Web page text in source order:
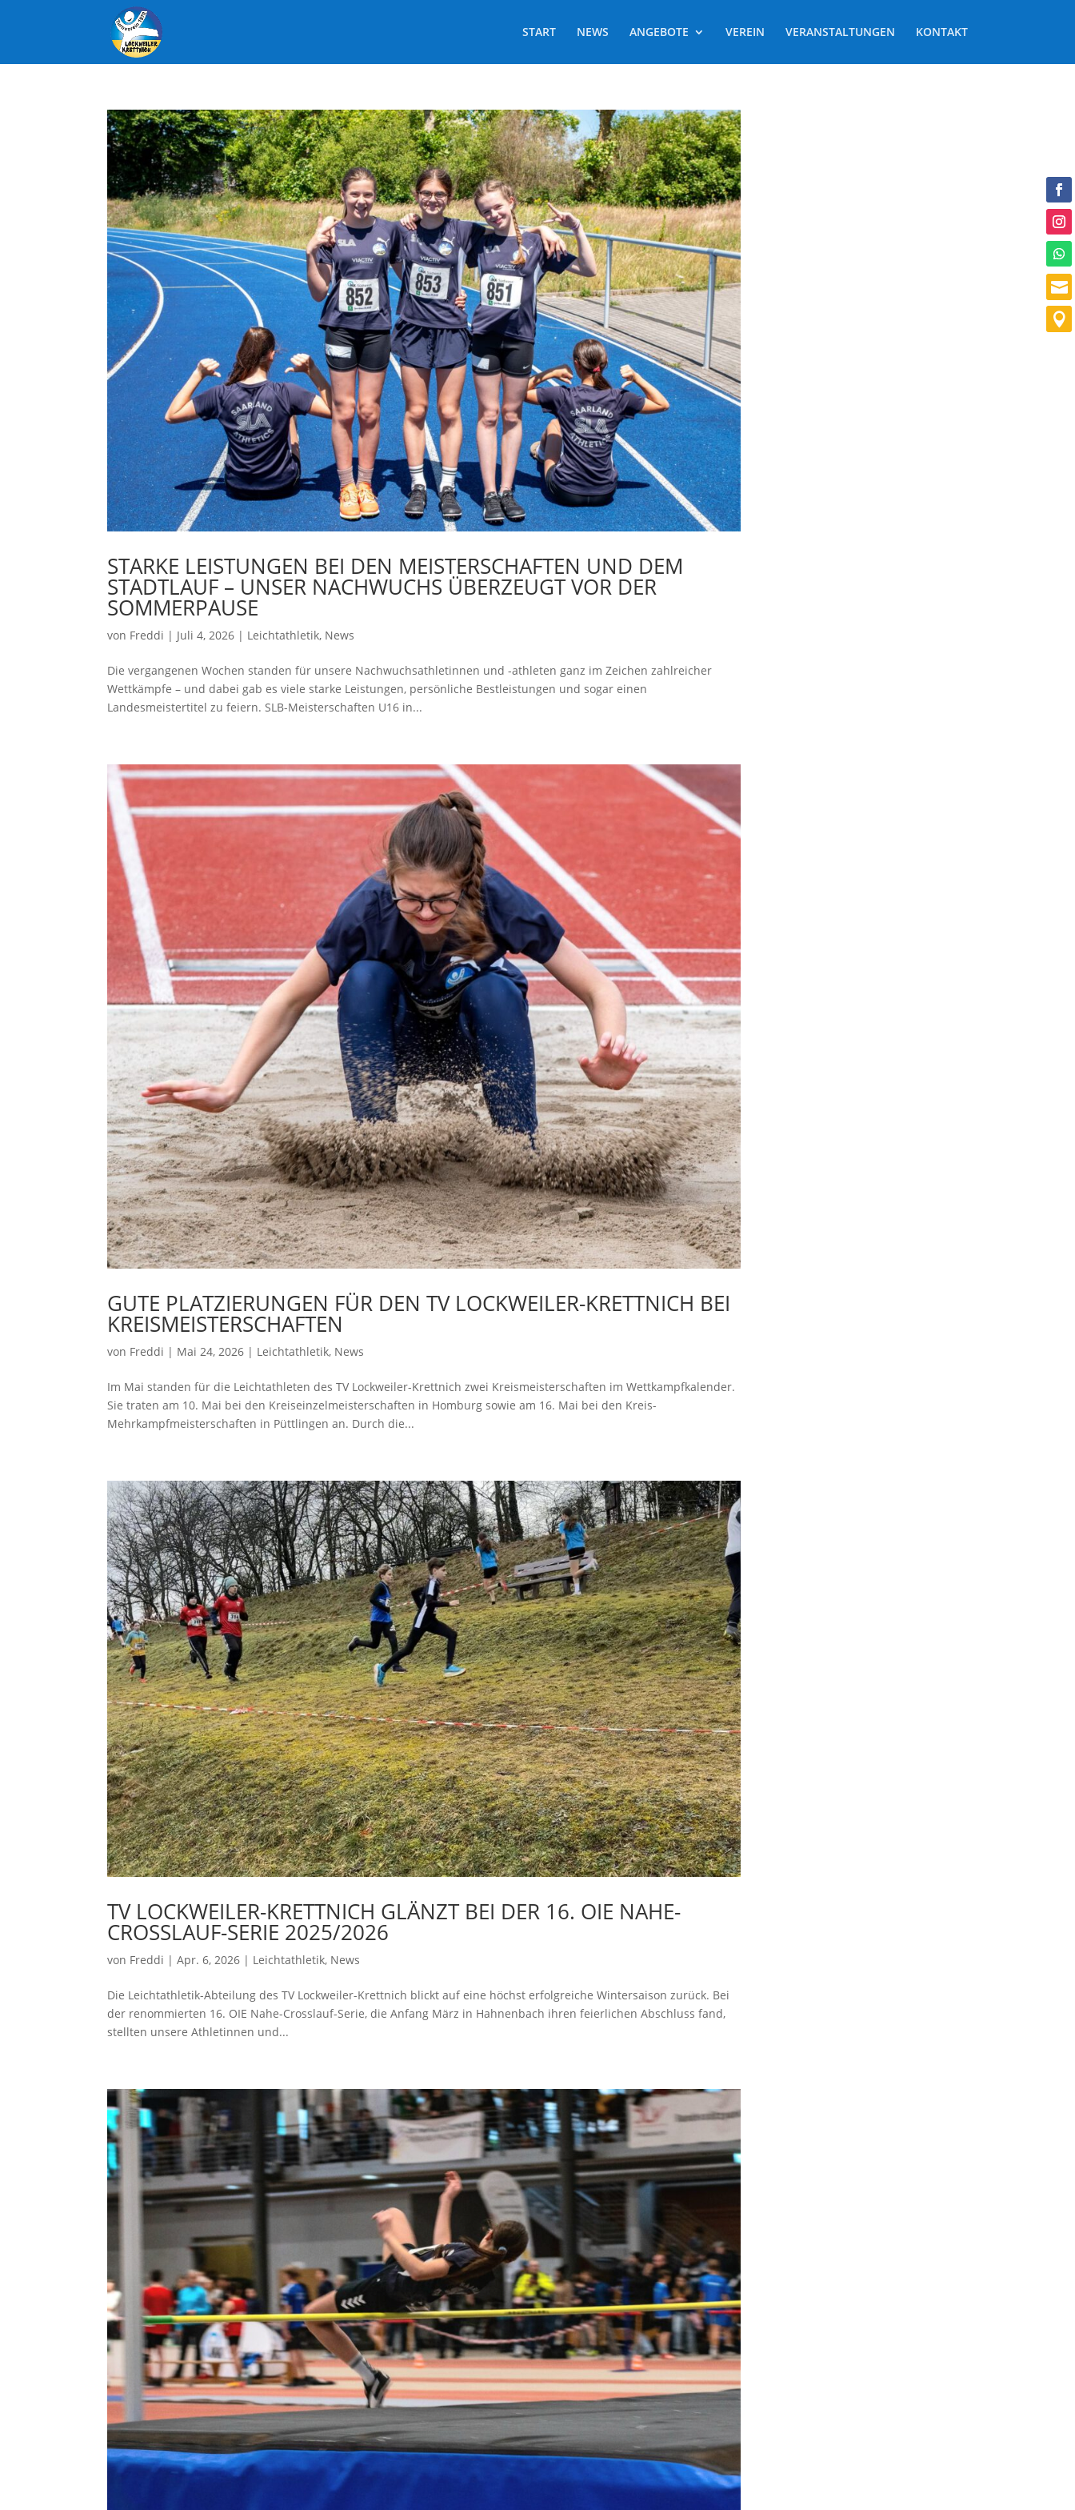
START NEWS ANGEBOTE VEREIN VERANSTALTUNGEN KONTAKT
STARKE LEISTUNGEN BEI DEN MEISTERSCHAFTEN UND DEM
STADTLAUF – UNSER NACHWUCHS ÜBERZEUGT VOR DER
SOMMERPAUSE
von Freddi | Juli 4, 2026 | Leichtathletik, News
Die vergangenen Wochen standen für unsere Nachwuchsathletinnen und -athleten ganz im Zeichen zahlreicher
Wettkämpfe – und dabei gab es viele starke Leistungen, persönliche Bestleistungen und sogar einen
Landesmeistertitel zu feiern. SLB-Meisterschaften U16 in...
GUTE PLATZIERUNGEN FÜR DEN TV LOCKWEILER-KRETTNICH BEI
KREISMEISTERSCHAFTEN
von Freddi | Mai 24, 2026 | Leichtathletik, News
Im Mai standen für die Leichtathleten des TV Lockweiler-Krettnich zwei Kreismeisterschaften im Wettkampfkalender.
Sie traten am 10. Mai bei den Kreiseinzelmeisterschaften in Homburg sowie am 16. Mai bei den Kreis-
Mehrkampfmeisterschaften in Püttlingen an. Durch die...
TV LOCKWEILER-KRETTNICH GLÄNZT BEI DER 16. OIE NAHE-
CROSSLAUF-SERIE 2025/2026
von Freddi |Apr. 6, 2026 | Leichtathletik, News
Die Leichtathletik-Abteilung des TV Lockweiler-Krettnich blickt auf eine höchst erfolgreiche Wintersaison zurück. Bei
der renommierten 16. OIE Nahe-Crosslauf-Serie, die Anfang März in Hahnenbach ihren feierlichen Abschluss fand,
stellten unsere Athletinnen und...

